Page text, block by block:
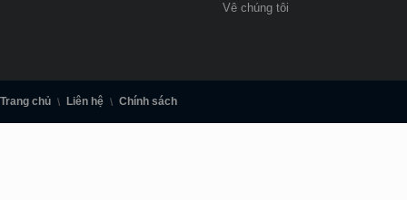
Vê chúng tôi
Trang chủ Liên hệ Chính sách